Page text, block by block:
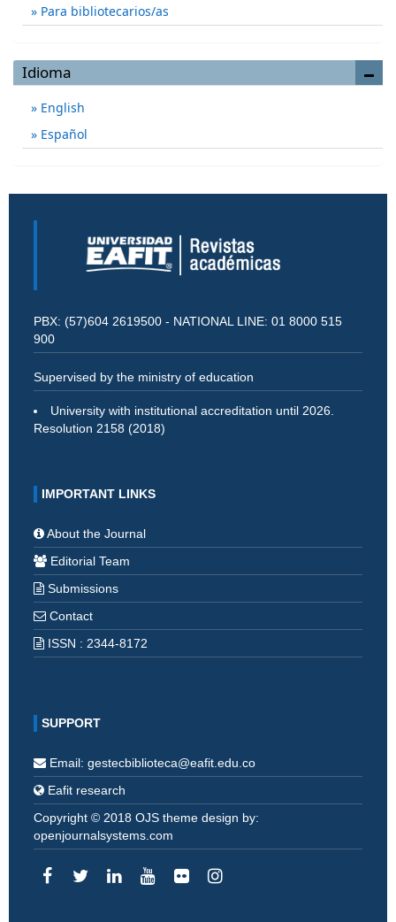
Para bibliotecarios/as
Idioma
English
Español
PBX: (57)604 2619500 - NATIONAL LINE: 01 8000 515
900
Supervised by the ministry of education
University with institutional accreditation until 2026.
Resolution 2158 (2018)
IMPORTANT LINKS
About the Journal
Editorial Team
Submissions
Contact
ISSN : 2344-8172
SUPPORT
Email: gestecbiblioteca@eafit.edu.co
Eafit research
Copyright © 2018 OJS theme design by:
openjournalsystems.com